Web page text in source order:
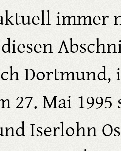
immer
Dortmund,
27. Mai
Iserlohn